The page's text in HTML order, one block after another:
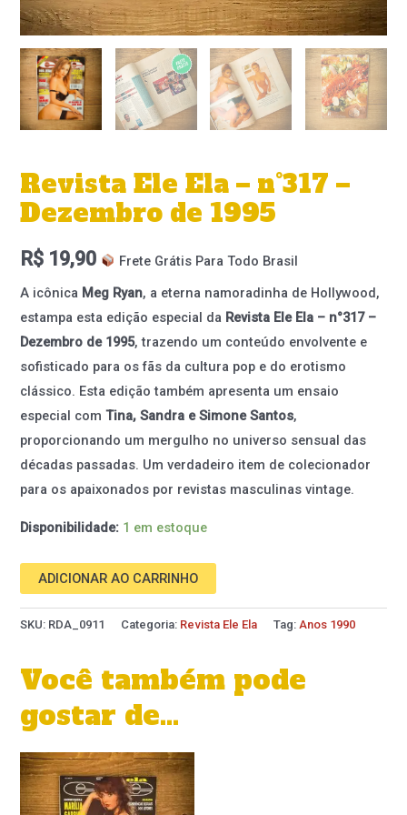
Revista Ele Ela – n°317 –
Dezembro de 1995
R$ 19,90
Frete Grátis Para Todo Brasil
A icônica Meg Ryan, a eterna namoradinha de Hollywood,
estampa esta edição especial da Revista Ele Ela – n°317 –
Dezembro de 1995, trazendo um conteúdo envolvente e
sofisticado para os fãs da cultura pop e do erotismo
clássico. Esta edição também apresenta um ensaio
especial comTina, Sandra e Simone Santos,
proporcionando um mergulho no universo sensual das
décadas passadas. Um verdadeiro item de colecionador
para os apaixonados por revistas masculinas vintage.
Disponibilidade: 1 em estoque
ADICIONAR AO CARRINHO
SKU: RDA_0911 Categoria: Revista Ele Ela Tag:Anos 1990
Você também pode
gostar de…